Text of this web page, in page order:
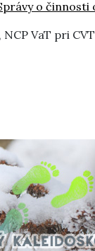
o činnosti
VaT pri